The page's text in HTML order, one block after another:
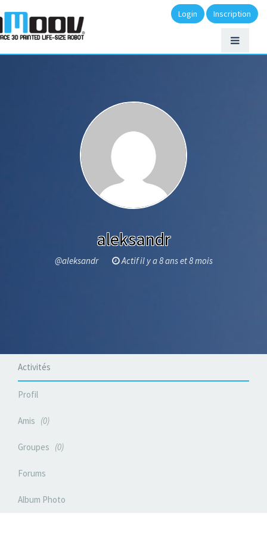
Login Inscription
aleksandr
@aleksandr Actif il y a 8 ans et 8 mois
Activités
Profil
Amis 0
Groupes 0
Forums
Album Photo